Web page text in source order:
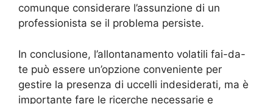
comunque considerare l’assunzione di un
professionista se il problema persiste.
In conclusione, l’allontanamento volatili fai-da-
te può essere un’opzione conveniente per
gestire la presenza di uccelli indesiderati, ma è
importante fare le ricerche necessarie e